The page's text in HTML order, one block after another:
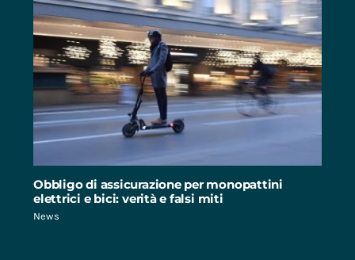
Obbligo di assicurazione per monopattini
elettrici e bici: verità e falsi miti
News